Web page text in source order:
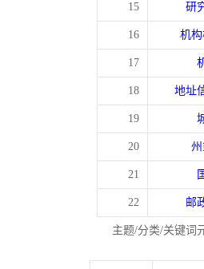
15 研
16 机
17
18 地址
19
20
21
22 邮
主题/分类/关键词